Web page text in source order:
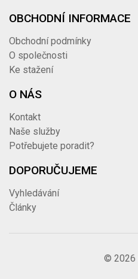
OBCHODNÍ INFORMACE
Obchodní podmínky
O společnosti
Ke stažení
O NÁS
Kontakt
Naše služby
Potřebujete poradit?
DOPORUČUJEME
Vyhledávání
Články
© 2026